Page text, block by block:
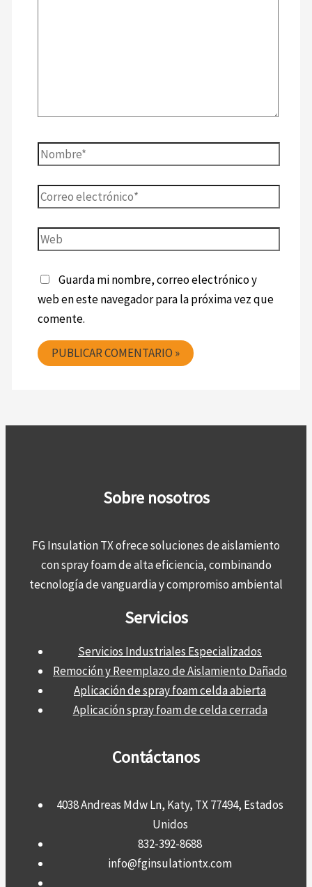
Guarda mi nombre, correo electrónico y
web en este navegador para la próxima vez que
comente.
Sobre nosotros
FG Insulation TX ofrece soluciones de aislamiento
con spray foam de alta eficiencia, combinando
tecnología de vanguardia y compromiso ambiental
Servicios
Servicios Industriales Especializados
Remoción y Reemplazo de Aislamiento Dañado
Aplicación de spray foam celda abierta
Aplicación spray foam de celda cerrada
Contáctanos
4038 Andreas Mdw Ln, Katy, TX 77494, Estados
Unidos
832-392-8688
info@fginsulationtx.com